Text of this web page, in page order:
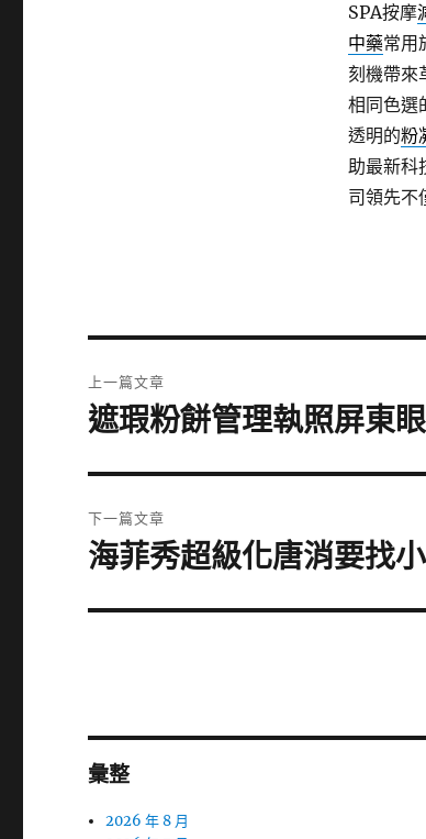
SPA按摩
中藥常用
刻機帶來
相同色選
透明的粉
助最新科
司領先不
章
上一篇文章
上
篇
文
章:
遮瑕粉餅管理執照屏東
下一篇文章
下
篇
海菲秀超級化唐消要找
彙整
2026 年 8 月